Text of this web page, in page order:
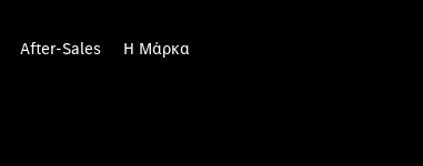
After-Sales Η Μάρκα